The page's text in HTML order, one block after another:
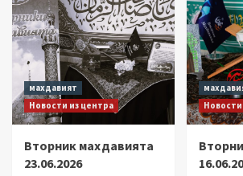
махдавият
Новости из центра
Вторник махдавията
23.06.2026